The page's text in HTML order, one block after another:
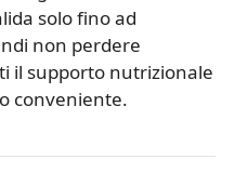
solo fino ad
non perdere
il supporto nutrizionale
conveniente.